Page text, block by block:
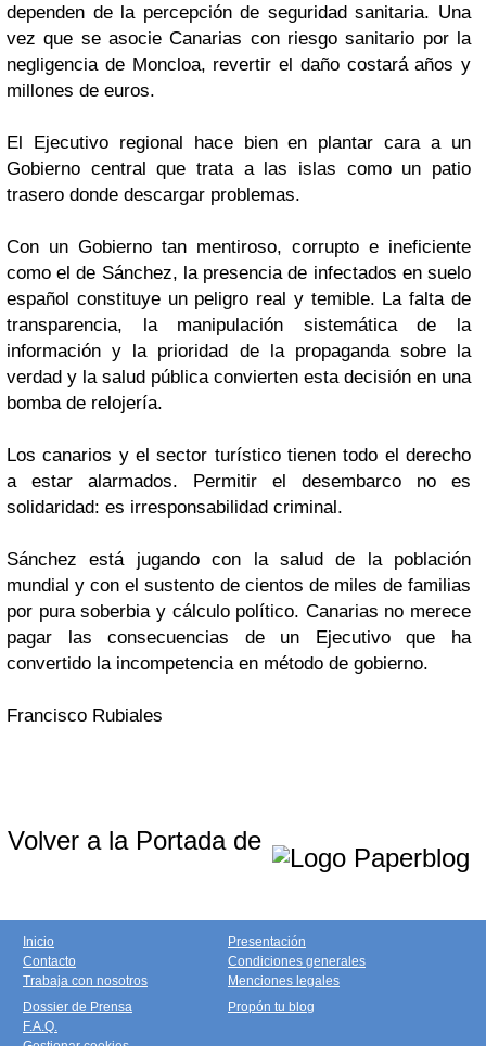
dependen de la percepción de seguridad sanitaria. Una
vez que se asocie Canarias con riesgo sanitario por la
negligencia de Moncloa, revertir el daño costará años y
millones de euros.
El Ejecutivo regional hace bien en plantar cara a un
Gobierno central que trata a las islas como un patio
trasero donde descargar problemas.
Con un Gobierno tan mentiroso, corrupto e ineficiente
como el de Sánchez, la presencia de infectados en suelo
español constituye un peligro real y temible. La falta de
transparencia, la manipulación sistemática de la
información y la prioridad de la propaganda sobre la
verdad y la salud pública convierten esta decisión en una
bomba de relojería.
Los canarios y el sector turístico tienen todo el derecho
a estar alarmados. Permitir el desembarco no es
solidaridad: es irresponsabilidad criminal.
Sánchez está jugando con la salud de la población
mundial y con el sustento de cientos de miles de familias
por pura soberbia y cálculo político. Canarias no merece
pagar las consecuencias de un Ejecutivo que ha
convertido la incompetencia en método de gobierno.
Francisco Rubiales
Volver a la Portada de
Inicio
Contacto
Trabaja con nosotros
Presentación
Condiciones generales
Menciones legales
Dossier de Prensa
F.A.Q.
Propón tu blog